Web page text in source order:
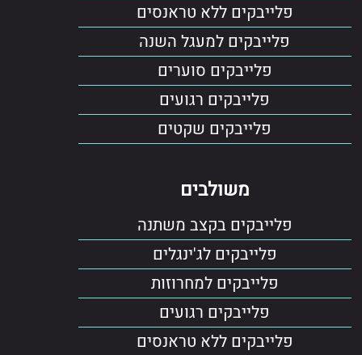
פלייבקים ללא טראנסים
פלייבקים למעגל השנה
פלייבקים סוערים
פלייבקים רגועים
פלייבקים שקטים
משולבים
פלייבקים בקצב משתנה
פלייבקים לג'ינגלים
פלייבקים למחרוזות
פלייבקים רגועים
פלייבקים ללא טראנסים